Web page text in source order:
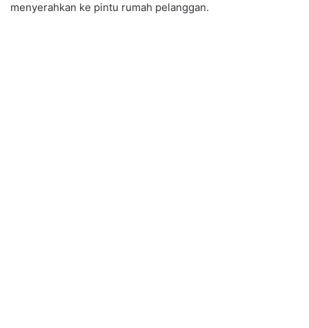
menyerahkan ke pintu rumah pelanggan.